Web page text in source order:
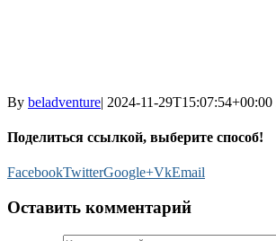
By beladventure| 2024-11-29T15:07:54+00:00
Поделиться ссылкой, выберите способ!
FacebookTwitterGoogle+VkEmail
Оставить комментарий